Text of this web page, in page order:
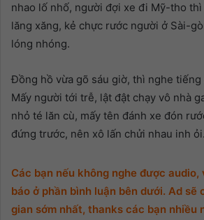
nhao lố nhố, người đợi xe đi Mỹ-tho
lăng xăng, kẻ chực rước người ở Sài-
lóng nhóng.
Đồng hồ vừa gõ sáu giờ, thì nghe
Mấy người tới trễ, lật đật chạy vô nhà
nhỏ té lăn cù, mấy tên đánh xe đón
đứng trước, nên xô lấn chửi nhau inh
Các bạn nếu không nghe được
báo ở phần bình luận bên dưới. Ad sẽ
gian sớm nhất, thanks các bạn nhiều